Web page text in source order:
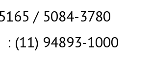
/ 5084-3780
: (11) 94893-1000